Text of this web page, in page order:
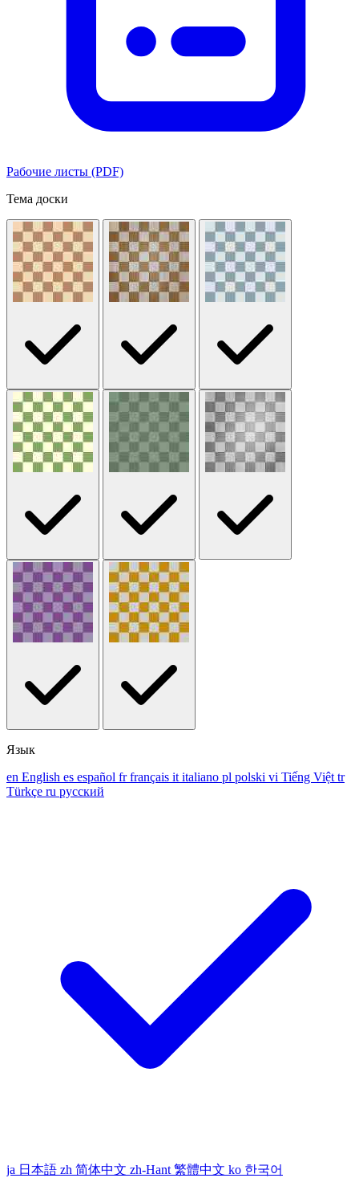
Рабочие листы (PDF)
Тема доски
Язык
en English es español fr français it italiano pl polski vi Tiếng Việt tr
Türkçe ru русский
ja 日本語 zh 简体中文 zh-Hant 繁體中文 ko 한국어